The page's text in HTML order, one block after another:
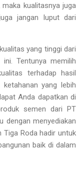
kualitasnya juga
jangan luput dari
yang tinggi dari
Tentunya memilih
terhadap hasil
yang lebih
Anda dapatkan di
semen dari PT
dengan menyediakan
Tiga Roda hadir untuk
baik di dalam